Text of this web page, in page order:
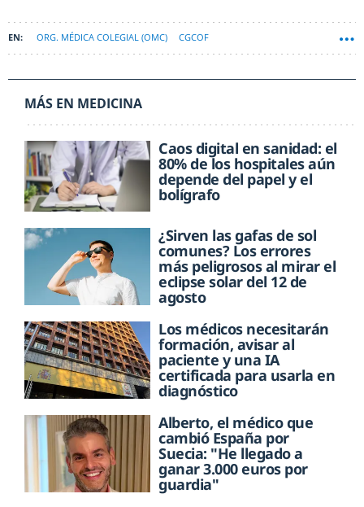
ORG. MÉDICA COLEGIAL (OMC) CGCOF
MÁS EN MEDICINA
Caos digital en sanidad: el
80% de los hospitales aún
depende del papel y el
bolígrafo
¿Sirven las gafas de sol
comunes? Los errores
más peligrosos al mirar el
eclipse solar del 12 de
agosto
Los médicos necesitarán
formación, avisar al
paciente y una IA
certificada para usarla en
diagnóstico
Alberto, el médico que
cambió España por
Suecia: "He llegado a
ganar 3.000 euros por
guardia"